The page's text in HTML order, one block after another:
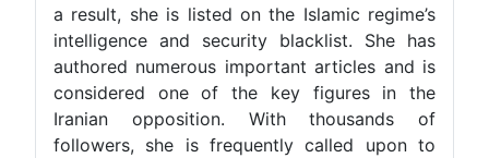
a result, she is listed on the Islamic regime’s
intelligence and security blacklist. She has
authored numerous important articles and is
considered one of the key figures in the
Iranian opposition. With thousands of
followers, she is frequently called upon to